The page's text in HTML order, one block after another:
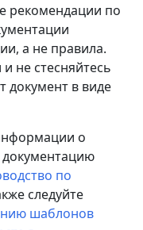
рекомендации по
а не правила.
не стесняйтесь
документ в виде
о
документацию
по
следуйте
шаблонов